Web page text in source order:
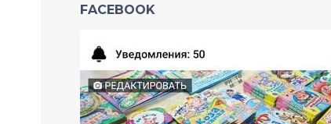
FACEBOOK